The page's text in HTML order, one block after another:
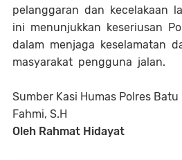
pelanggaran dan kecelakaan
ini menunjukkan keseriusan
dalam menjaga keselamatan
masyarakat pengguna jalan.
Sumber Kasi Humas Polres Batu
Fahmi, S.H
Oleh Rahmat Hidayat